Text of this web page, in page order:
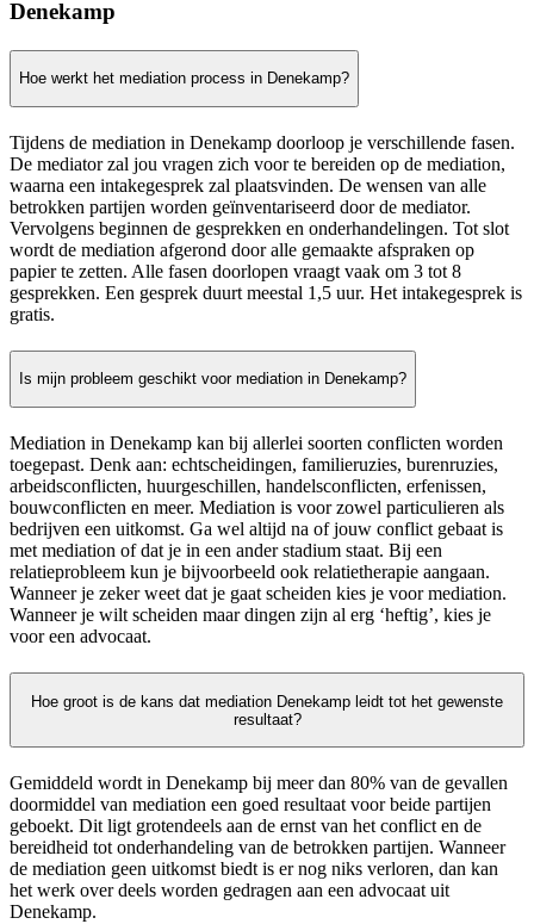
Denekamp
Hoe werkt het mediation process in Denekamp?
Tijdens de mediation in Denekamp doorloop je verschillende fasen.
De mediator zal jou vragen zich voor te bereiden op de mediation,
waarna een intakegesprek zal plaatsvinden. De wensen van alle
betrokken partijen worden geïnventariseerd door de mediator.
Vervolgens beginnen de gesprekken en onderhandelingen. Tot slot
wordt de mediation afgerond door alle gemaakte afspraken op
papier te zetten. Alle fasen doorlopen vraagt vaak om 3 tot 8
gesprekken. Een gesprek duurt meestal 1,5 uur. Het intakegesprek is
gratis.
Is mijn probleem geschikt voor mediation in Denekamp?
Mediation in Denekamp kan bij allerlei soorten conflicten worden
toegepast. Denk aan: echtscheidingen, familieruzies, burenruzies,
arbeidsconflicten, huurgeschillen, handelsconflicten, erfenissen,
bouwconflicten en meer. Mediation is voor zowel particulieren als
bedrijven een uitkomst. Ga wel altijd na of jouw conflict gebaat is
met mediation of dat je in een ander stadium staat. Bij een
relatieprobleem kun je bijvoorbeeld ook relatietherapie aangaan.
Wanneer je zeker weet dat je gaat scheiden kies je voor mediation.
Wanneer je wilt scheiden maar dingen zijn al erg ‘heftig’, kies je
voor een advocaat.
Hoe groot is de kans dat mediation Denekamp leidt tot het gewenste
resultaat?
Gemiddeld wordt in Denekamp bij meer dan 80% van de gevallen
doormiddel van mediation een goed resultaat voor beide partijen
geboekt. Dit ligt grotendeels aan de ernst van het conflict en de
bereidheid tot onderhandeling van de betrokken partijen. Wanneer
de mediation geen uitkomst biedt is er nog niks verloren, dan kan
het werk over deels worden gedragen aan een advocaat uit
Denekamp.